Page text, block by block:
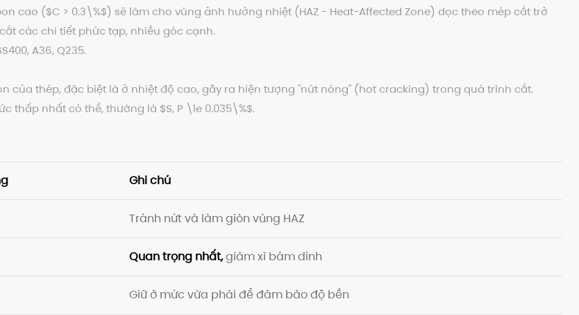
cao ($C > 0.3\%$) sẽ làm cho vùng ảnh hưởng nhiệt (HAZ - Heat-Affected Zone) dọc theo mép cắt trở
các chi tiết phức tạp, nhiều góc cạnh.
A36, Q235.
của thép, đặc biệt là ở nhiệt độ cao, gây ra hiện tượng "nứt nóng" (hot cracking) trong quá trình cắt.
thấp nhất có thể, thường là $S, P \le 0.035\%$.
Ghi chú
Tránh nứt và làm giòn vùng HAZ
Quan trọng nhất,giảm xỉ bám dính
Giữ ở mức vừa phải để đảm bảo độ bền